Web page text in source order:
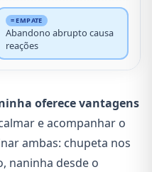
= EMPATE
Abandono abrupto causa
reações
oferece vantagens
e acompanhar o
ambas: chupeta nos
naninha desde o